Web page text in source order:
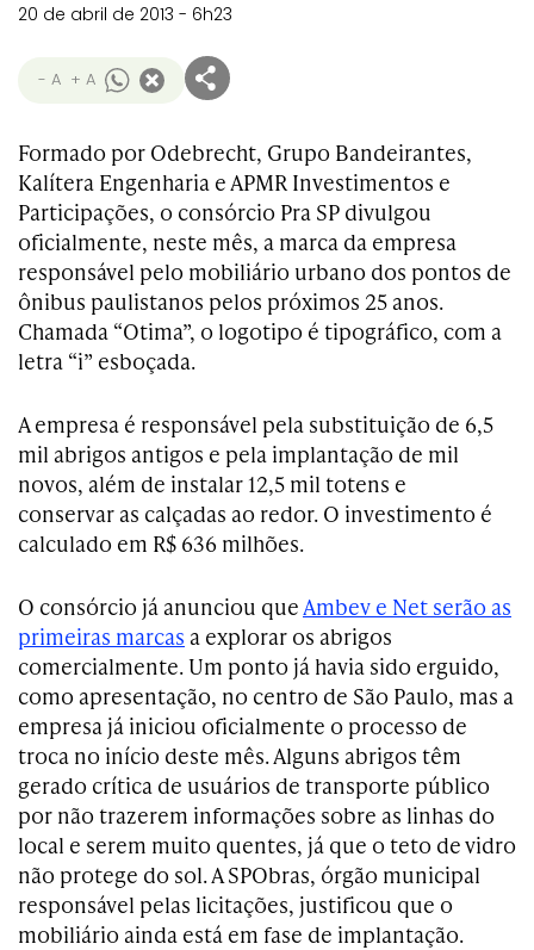
20 de abril de 2013 - 6h23
- A + A
Formado por Odebrecht, Grupo Bandeirantes,
Kalítera Engenharia e APMR Investimentos e
Participações, o consórcio Pra SP divulgou
oficialmente, neste mês, a marca da empresa
responsável pelo mobiliário urbano dos pontos de
ônibus paulistanos pelos próximos 25 anos.
Chamada “Otima”, o logotipo é tipográfico, com a
letra “i” esboçada.
A empresa é responsável pela substituição de 6,5
mil abrigos antigos e pela implantação de mil
novos, além de instalar 12,5 mil totens e
conservar as calçadas ao redor. O investimento é
calculado em R$ 636 milhões.
O consórcio já anunciou queAmbev e Net serão as
primeiras marcas a explorar os abrigos
comercialmente. Um ponto já havia sido erguido,
como apresentação, no centro de São Paulo, mas a
empresa já iniciou oficialmente o processo de
troca no início deste mês. Alguns abrigos têm
gerado crítica de usuários de transporte público
por não trazerem informações sobre as linhas do
local e serem muito quentes, já que o teto de vidro
não protege do sol. A SPObras, órgão municipal
responsável pelas licitações, justificou que o
mobiliário ainda está em fase de implantação.